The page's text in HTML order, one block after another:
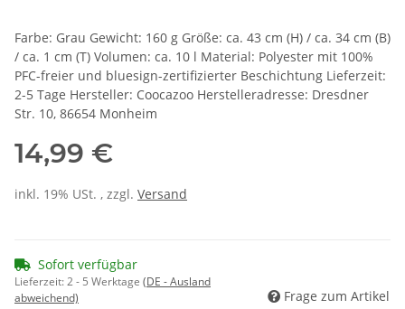
Farbe: Grau Gewicht: 160 g Größe: ca. 43 cm (H) / ca. 34 cm (B)
/ ca. 1 cm (T) Volumen: ca. 10 l Material: Polyester mit 100%
PFC-freier und bluesign-zertifizierter Beschichtung Lieferzeit:
2-5 Tage Hersteller: Coocazoo Herstelleradresse: Dresdner
Str. 10, 86654 Monheim
14,99 €
inkl. 19% USt. , zzgl. Versand
Sofort verfügbar
Lieferzeit:2 - 5 Werktage (DE - Ausland
abweichend)
Frage zum Artikel